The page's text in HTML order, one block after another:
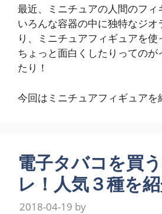
最近、ミニチュアの人間のフィ
いろんな容器の中に独特なジオ
り、ミニチュアフィギュアを
ちょっと面白くしたりってのが
たり！
今回はミニチュアフィギュアを
電子タバコを買
レ！人気３種を紹
2018-04-19 by